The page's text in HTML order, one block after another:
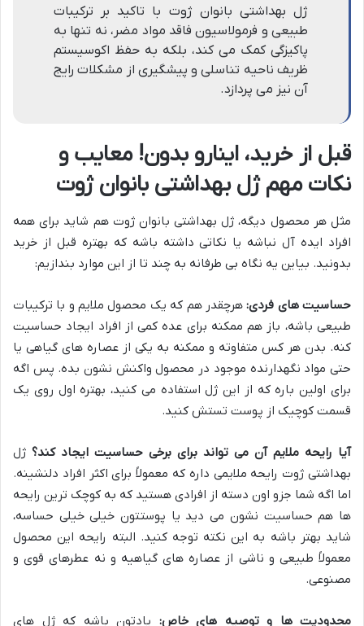
ژل بهداشتی بانوان ژوت با تاکید بر ترکیبات
طبیعی و فرمولاسیون فاقد مواد مضر، نه تنها به
پاکیزگی کمک می کند، بلکه به حفظ اکوسیستم
ظریف ناحیه تناسلی و پیشگیری از مشکلات رایج
آن نیز می پردازد.
قبل از خرید، اینارو بدون! معایب و
نکات مهم ژل بهداشتی بانوان ژوت
مثل هر محصول دیگه، ژل بهداشتی بانوان ژوت هم شاید برای همه
افراد ایده آل نباشه یا نکاتی داشته باشه که بهتره قبل از خرید
بدونید. بیاین یه نگاه بی طرفانه به چند تا از این موارد بندازیم:
حساسیت های فردی:هرچقدر هم که یک محصول ملایم و با ترکیبات
طبیعی باشه، باز هم ممکنه برای عده کمی از افراد ایجاد حساسیت
کنه. بدن هر کس متفاوته و ممکنه به یکی از عصاره های گیاهی یا
حتی مواد نگهدارنده موجود در محصول واکنش نشون بده. پس اگه
برای اولین باره که از این ژل استفاده می کنید، بهتره اول روی یک
قسمت کوچیک از پوست تستش کنید.
آیا رایحه ملایم آن می تواند برای برخی حساسیت ایجاد کند؟ ژل
بهداشتی ژوت رایحه ملایمی داره که معمولاً برای اکثر افراد دلنشینه.
اما اگه شما جزو اون دسته از افرادی هستید که به کوچک ترین رایحه
ها هم حساسیت نشون می دید یا پوستتون خیلی خیلی حساسه،
شاید بهتر باشه به این نکته توجه کنید. البته رایحه این محصول
معمولاً طبیعی و ناشی از عصاره های گیاهیه و نه عطرهای قوی و
مصنوعی.
محدودیت ها و توصیه های خاص: یادتون باشه که ژل های